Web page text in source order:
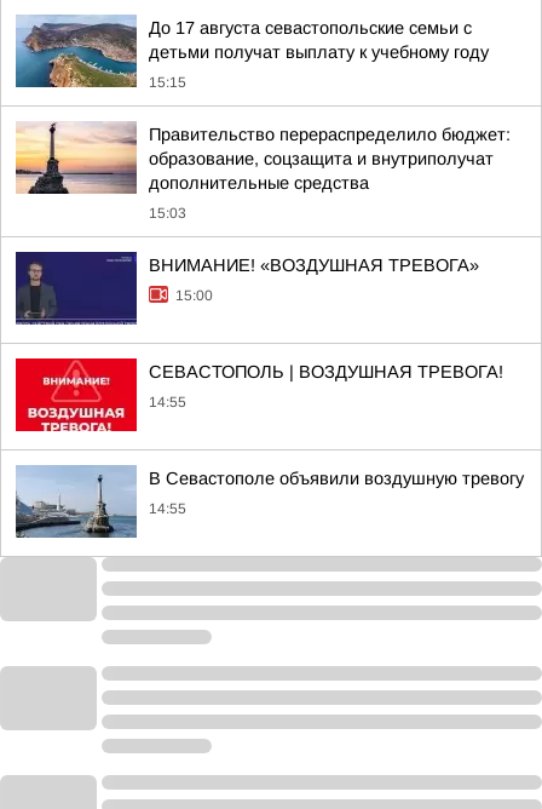
До 17 августа севастопольские семьи с
детьми получат выплату к учебному году
15:15
Правительство перераспределило бюджет:
образование, соцзащита и внутриполучат
дополнительные средства
15:03
ВНИМАНИЕ! «ВОЗДУШНАЯ ТРЕВОГА»
15:00
СЕВАСТОПОЛЬ | ВОЗДУШНАЯ ТРЕВОГА!
14:55
В Севастополе объявили воздушную тревогу
14:55